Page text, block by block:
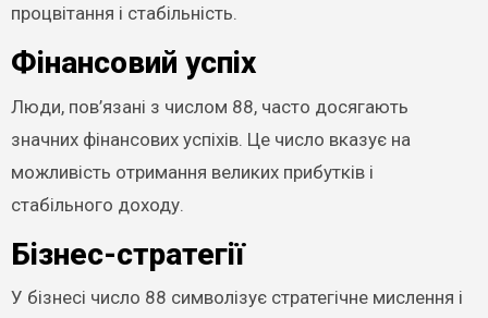
процвітання і стабільність.
Фінансовий успіх
Люди, пов’язані з числом 88, часто досягають
значних фінансових успіхів. Це число вказує на
можливість отримання великих прибутків і
стабільного доходу.
Бізнес-стратегії
У бізнесі число 88 символізує стратегічне мислення і